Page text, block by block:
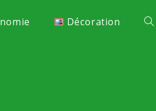
Décoration